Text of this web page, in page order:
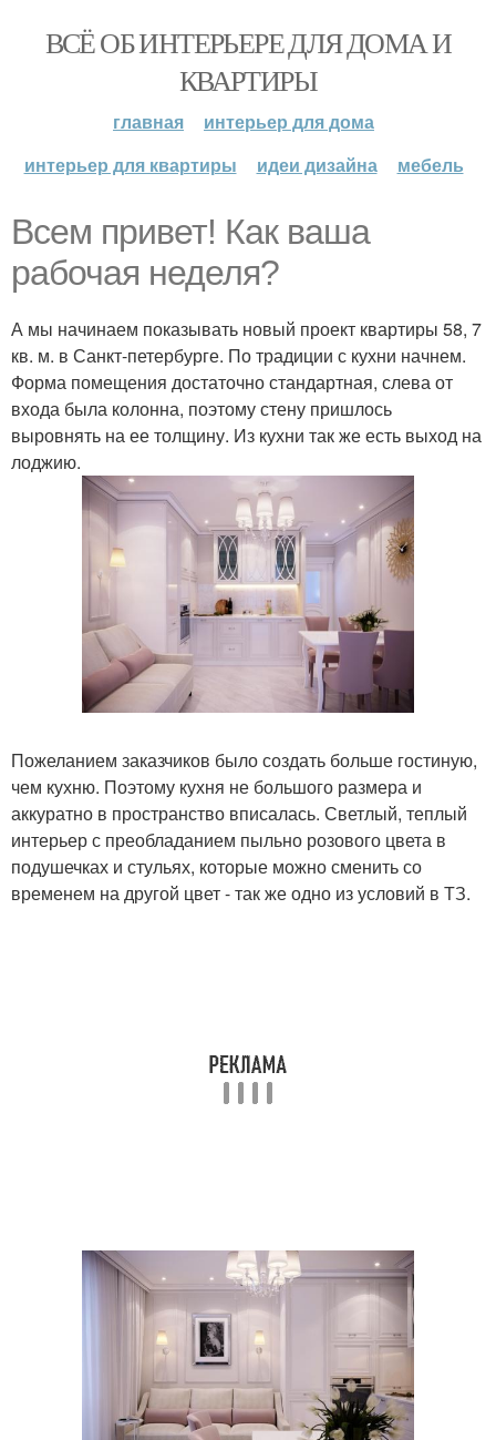
ВСЁ ОБ ИНТЕРЬЕРЕ ДЛЯ ДОМА И
КВАРТИРЫ
главная
интерьер для дома
интерьер для квартиры
идеи дизайна мебель
Всем привет! Как ваша
рабочая неделя?
А мы начинаем показывать новый проект квартиры 58, 7
кв. м. в Санкт-петербурге. По традиции с кухни начнем.
Форма помещения достаточно стандартная, слева от
входа была колонна, поэтому стену пришлось
выровнять на ее толщину. Из кухни так же есть выход на
лоджию.
Пожеланием заказчиков было создать больше гостиную,
чем кухню. Поэтому кухня не большого размера и
аккуратно в пространство вписалась. Светлый, теплый
интерьер с преобладанием пыльно розового цвета в
подушечках и стульях, которые можно сменить со
временем на другой цвет - так же одно из условий в ТЗ.